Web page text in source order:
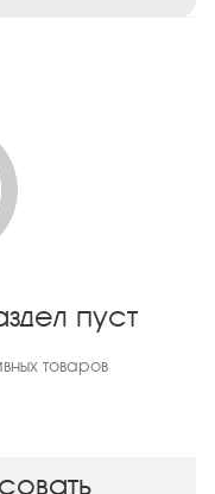
пуст
товаров